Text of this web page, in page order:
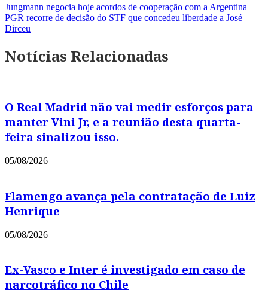
Jungmann negocia hoje acordos de cooperação com a Argentina
PGR recorre de decisão do STF que concedeu liberdade a José
Dirceu
Notícias Relacionadas
O Real Madrid não vai medir esforços para
manter Vini Jr, e a reunião desta quarta-
feira sinalizou isso.
05/08/2026
Flamengo avança pela contratação de Luiz
Henrique
05/08/2026
Ex-Vasco e Inter é investigado em caso de
narcotráfico no Chile